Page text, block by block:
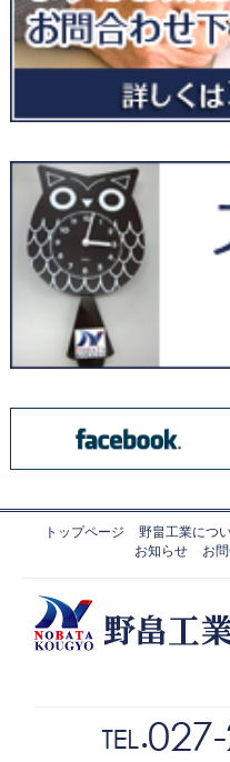
トップページ 野畠工業につ
お知らせ
お